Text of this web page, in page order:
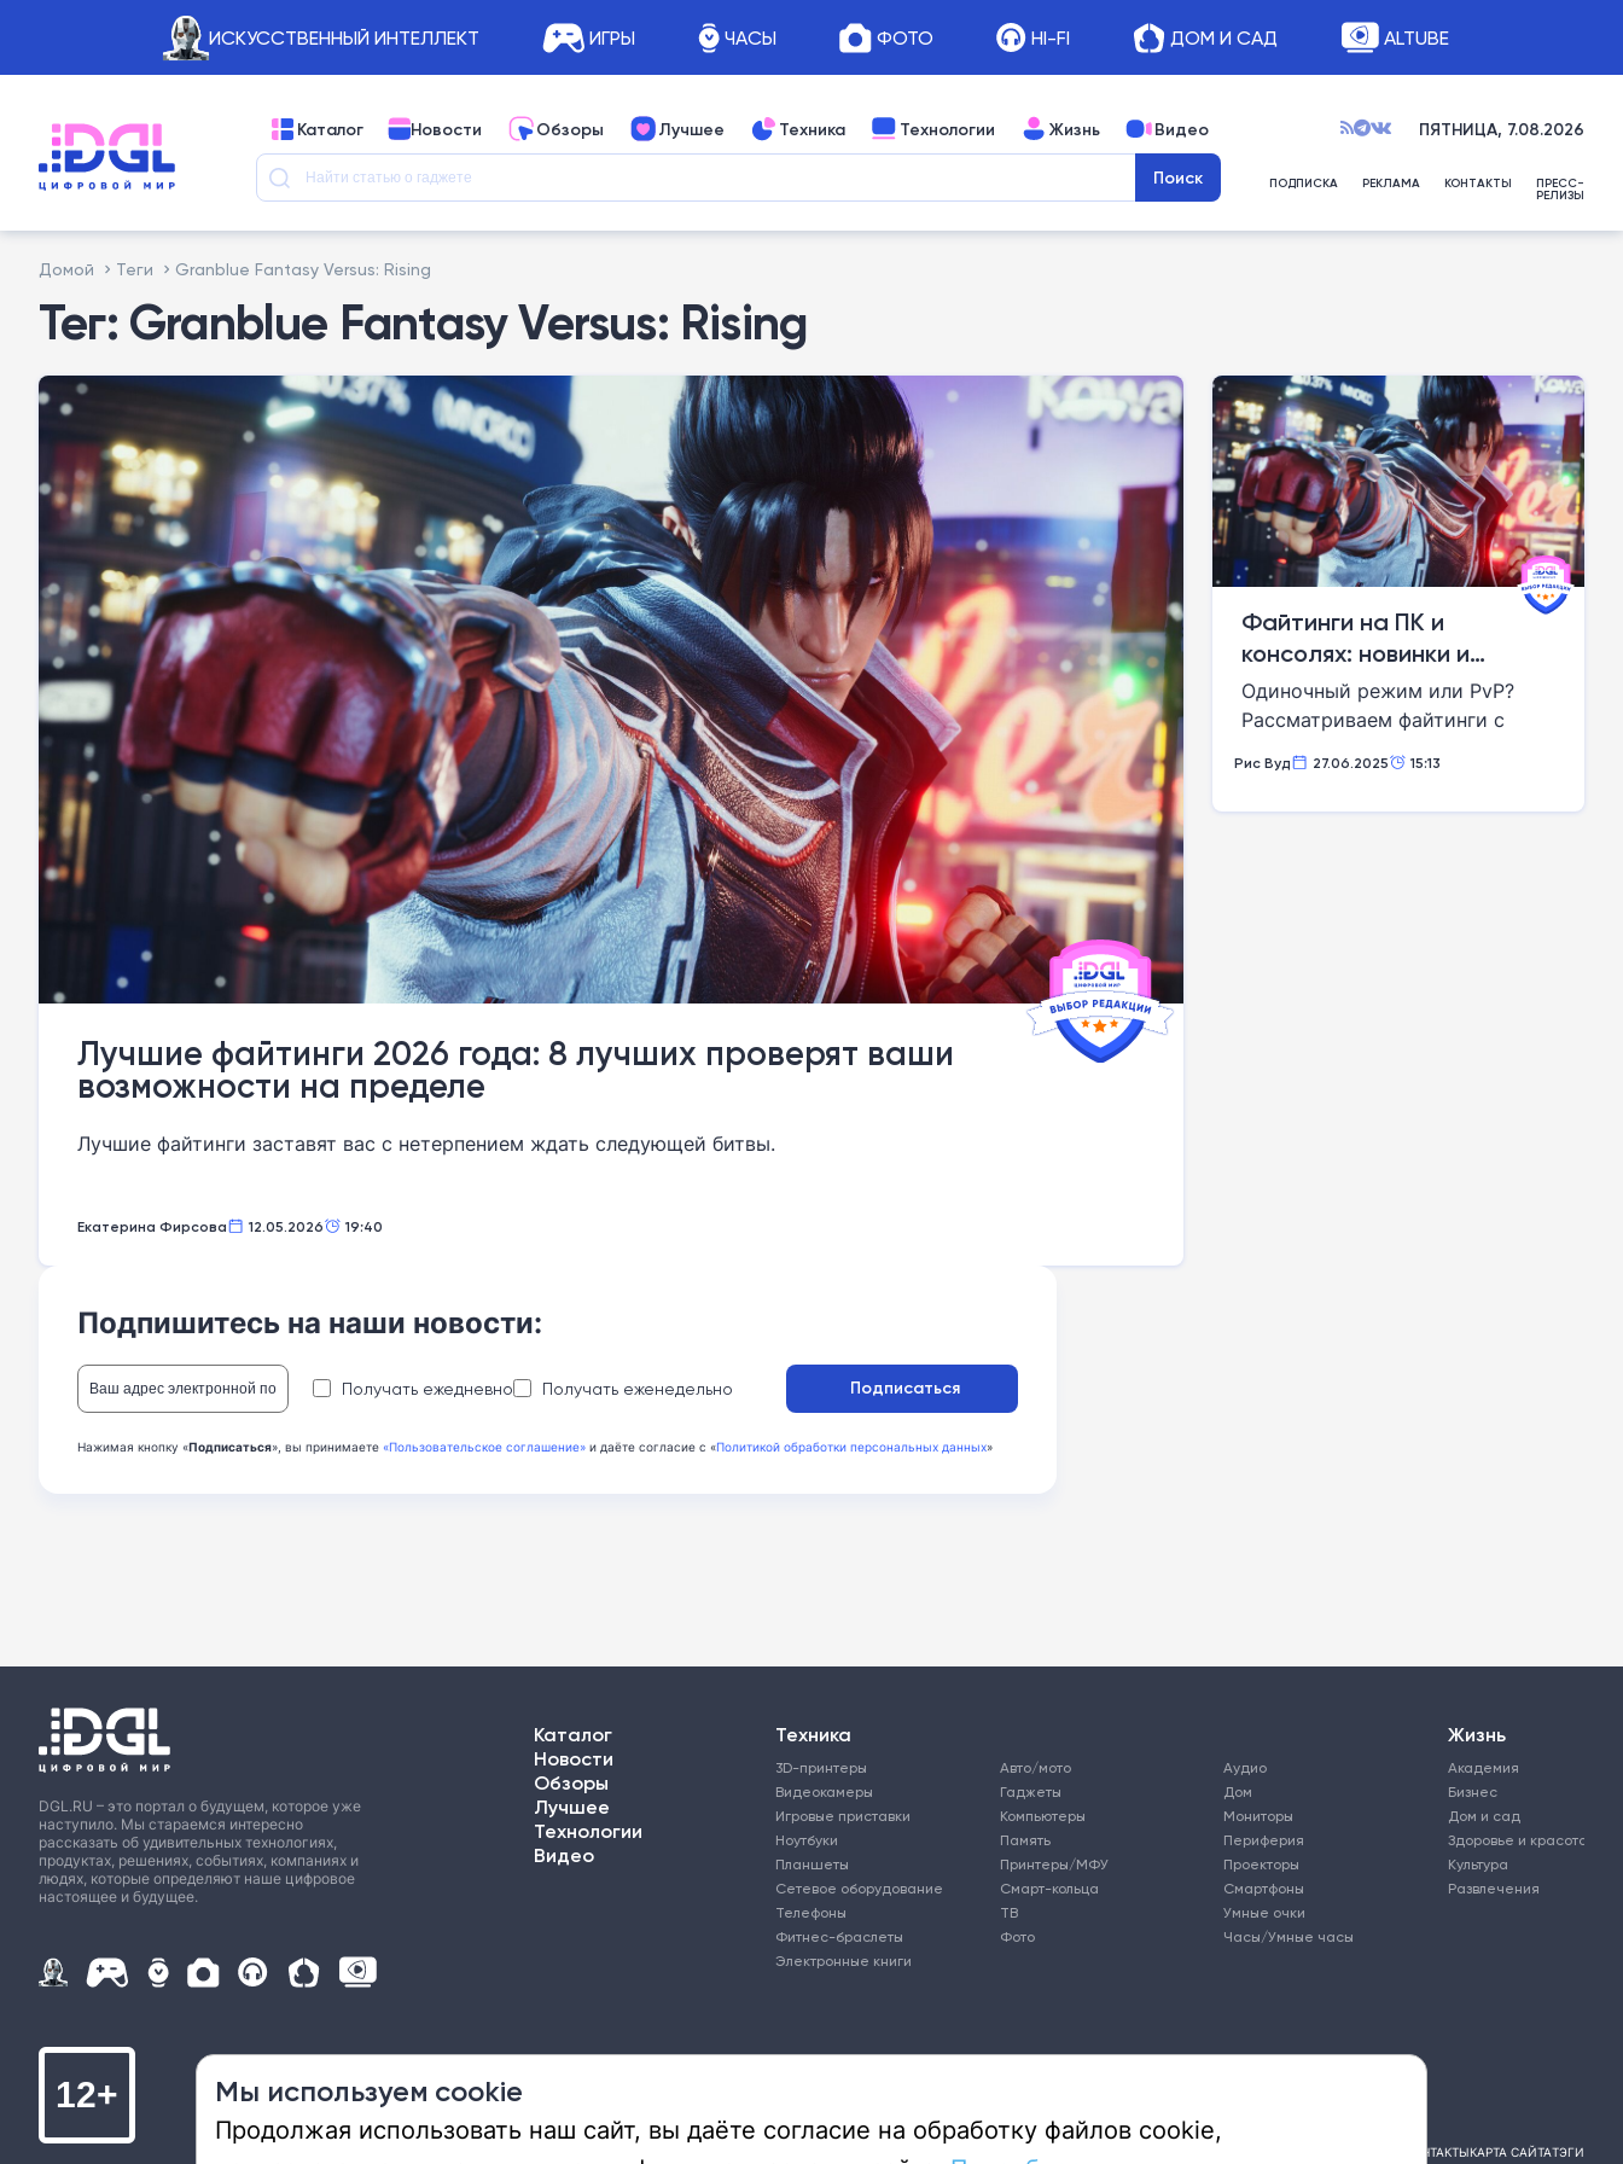
ИСКУССТВЕННЫЙ ИНТЕЛЛЕКТ ИГРЫ ЧАСЫ ФОТО HI-FI ДОМ И САД ALTUBE
Каталог Новости Обзоры Лучшее Техника Технологии Жизнь Видео ПЯТНИЦА, 7.08.2026
ПОДПИСКА РЕКЛАМА КОНТАКТЫ ПРЕСС-
РЕЛИЗЫ
Домой Теги Granblue Fantasy Versus: Rising
Тег: Granblue Fantasy Versus: Rising
Лучшие файтинги 2026 года: 8 лучших проверят ваши
возможности на пределе
Лучшие файтинги заставят вас с нетерпением ждать следующей битвы.
Екатерина Фирсова 12.05.2026 19:40
Файтинги на ПК и
консолях: новинки и
классика
Одиночный режим или PvP?
Рассматриваем файтинги с
лучшим сюжетом и сетевыми
боями. Какой проект затянет на
сотни часов?
Рис Вуд 27.06.2025 15:13
Подпишитесь на наши новости:
Получать ежедневно Получать еженедельно Подписаться
Нажимая кнопку «Подписаться», вы принимаете «Пользовательское соглашение» и даёте согласие с «Политикой обработки персональных данных»
DGL.RU – это портал о будущем, которое уже
наступило. Мы стараемся интересно
рассказать об удивительных технологиях,
продуктах, решениях, событиях, компаниях и
людях, которые определяют наше цифровое
настоящее и будущее.
12+
Каталог
Новости
Обзоры
Лучшее
Техника
3D-принтеры Авто/мото
Аудио
Видеокамеры
Гаджеты
Дом
Игровые приставки
Компьютеры
Мониторы
Ноутбуки
Память
Периферия
Планшеты
Принтеры/МФУ
Проекторы
Сетевое оборудование
Смарт-кольца
Смартфоны
Телефоны
ТВ
Умные очки
Фитнес-браслеты
Фото
Часы/Умные часы
Электронные книги
Технологии
Жизнь
Академия
Бизнес
Дом и сад
Здоровье и красота
Культура
Развлечения
Видео
КОНТАКТЫКАРТА САЙТАТЭГИ
Мы используем cookie
Продолжая использовать наш сайт, вы даёте согласие на обработку файлов cookie,